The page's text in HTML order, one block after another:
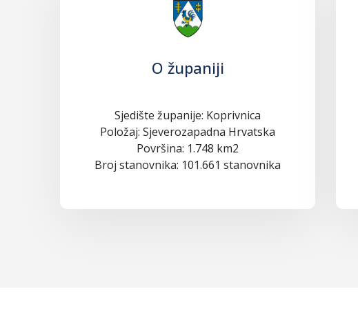
O županiji
Sjedište županije: Koprivnica
Položaj: Sjeverozapadna Hrvatska
Površina: 1.748 km2
Broj stanovnika: 101.661 stanovnika